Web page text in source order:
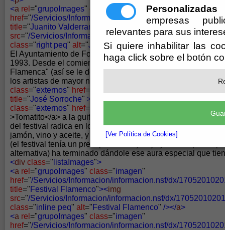
Personalizadas
empresas
relevantes para sus
Si quiere inhabilitar las
haga click sobre el botón
[Ver Política de Cookies]
<a rel ="grupoImages" class=" imagen
href="/Servicios/Informacion/informacion.nsf/dx/
title="Juanito Valderrama
img
src="/Servicios/Informacion/informacion.nsf/dx/
class="right peq" alt="Juanito Valderrama"/></a>
El Ayuntamiento de Fondón comenzó la actividad de este
1993. Desde el comienzo quiso rodearse de lo mejor y
Flamenca" (así se le denominaba al festival en sus
los artistas de mayor nombre:
Juan Gómez
class="externos" href="
title="José Sorroche" >
class="externos" href="
>Tomatito</a> a la guitarra, siendo éste ya un habitual del
del festival radica en los emolumentos que reciben los
jamón, vino y aceite, y lo que comenzó como un acto
(el festival tenía un presupuesto muy bajo y de ahí que se
alternativa) ha terminado dándole ese aura especial que
<div class=" listaImages">
<a rel ="grupoImages" class="imagen"
href="/Servicios/Informacion/informacion.nsf/dx/
title=" Festival Flamenco"><img
src="/Servicios/Informacion/informacion.nsf/dx/
class="inline peq" alt=" Festival Flamenco" /></a>
<a rel ="grupoImages" class="imagen"
href="/Servicios/Informacion/informacion.nsf/dx/